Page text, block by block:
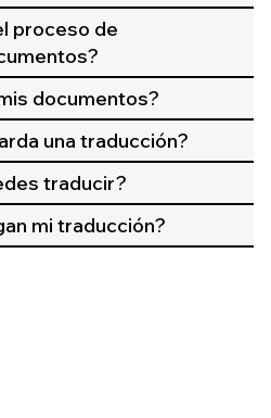
proceso de
documentos?
una traducción?
traducir?
mi traducción?